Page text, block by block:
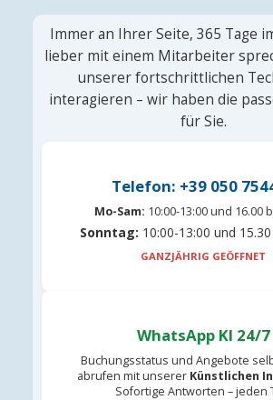
Immer an Ihrer Seite, 365 Tage
lieber mit einem Mitarbeiter
unserer fortschrittlichen
interagieren – wir haben die
für Sie.
Telefon: +39 050
Mo-Sam: 10:00-13:00 und 16.00
Sonntag: 10:00-13:00 und
GANZJÄHRIG GEÖFFNET
WhatsApp KI 24/7
Buchungsstatus und Angebote
abrufen mit unserer Künstlichen
Sofortige Antworten – jeden